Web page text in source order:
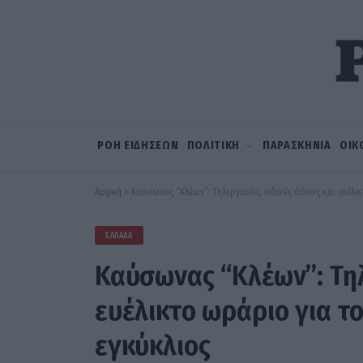
ΡΟΗ ΕΙΔΗΣΕΩΝ ΠΟΛΙΤΙΚΗ ΠΑΡΑΣΚΗΝΙΑ
Αρχική » Καύσωνας “Κλέων”: Τηλεργασία, ειδικές άδειες και
ΕΛΛΆΔΑ
Καύσωνας “Κλέων”:
ευέλικτο ωράριο για
εγκύκλιος